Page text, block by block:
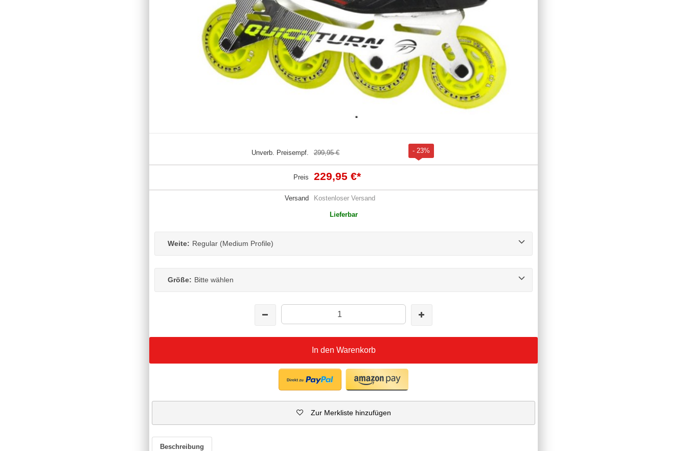
Unverb. Preisempf. 299,95 € - 23%
Preis 229,95 €*
Versand Kostenloser Versand
Lieferbar
Weite: Regular (Medium Profile)
Größe: Bitte wählen
In den Warenkorb
Zur Merkliste hinzufügen
Beschreibung